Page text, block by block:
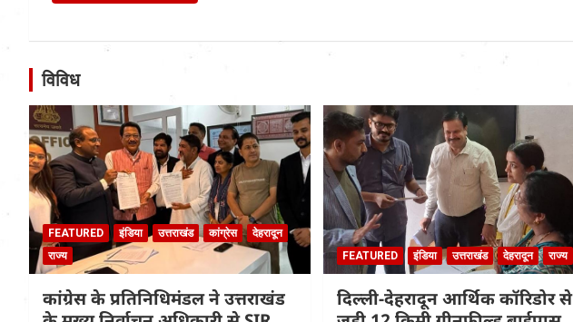
विविध
FEATURED इंडिया उत्तराखंड कांग्रेस
देहरादून
राज्य
कांग्रेस के प्रतिनिधिमंडल ने उत्तराखंड
FEATURED इंडिया उत्तराखंड देहरादून राज्य
दिल्ली-देहरादून आर्थिक कॉरिडोर से